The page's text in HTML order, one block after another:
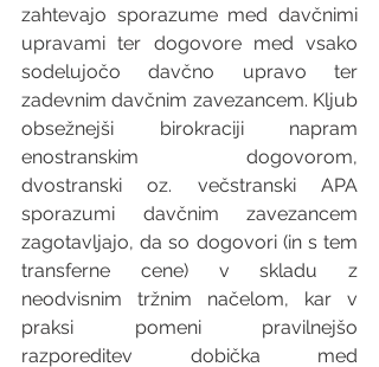
zahtevajo sporazume med davčnimi
upravami ter dogovore med vsako
sodelujočo davčno upravo ter
zadevnim davčnim zavezancem. Kljub
obsežnejši birokraciji napram
enostranskim dogovorom,
dvostranski oz. večstranski APA
sporazumi davčnim zavezancem
zagotavljajo, da so dogovori (in s tem
transferne cene) v skladu z
neodvisnim tržnim načelom, kar v
praksi pomeni pravilnejšo
razporeditev dobička med